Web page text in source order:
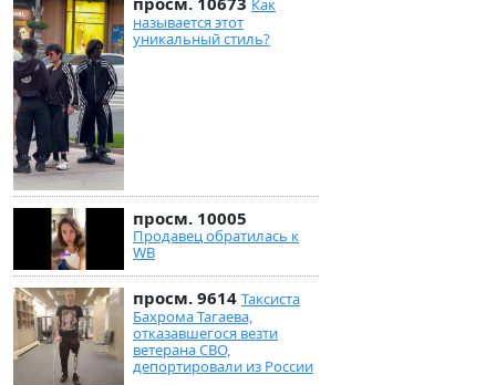
Как
называется этот
уникальный стиль?
просм. 10005
Продавец обратилась к
WB
просм. 9614 Таксиста
Бахрома Тагаева,
отказавшегося везти
ветерана СВО,
депортировали из России